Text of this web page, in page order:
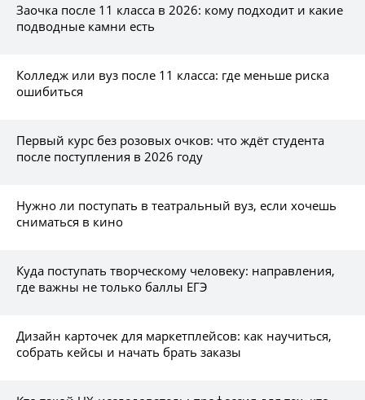
Заочка после 11 класса в 2026: кому подходит и какие
подводные камни есть
Колледж или вуз после 11 класса: где меньше риска
ошибиться
Первый курс без розовых очков: что ждёт студента
после поступления в 2026 году
Нужно ли поступать в театральный вуз, если хочешь
сниматься в кино
Куда поступать творческому человеку: направления,
где важны не только баллы ЕГЭ
Дизайн карточек для маркетплейсов: как научиться,
собрать кейсы и начать брать заказы